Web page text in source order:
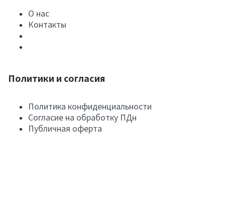
О нас
Контакты
Политики и согласия
Политика конфиденциальности
Согласие на обработку ПДн
Публичная оферта